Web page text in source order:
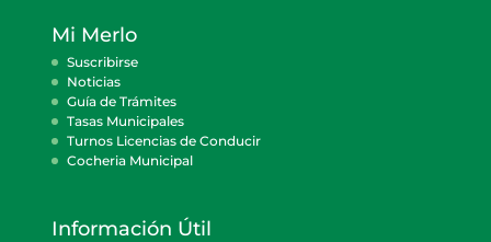
Mi Merlo
Suscribirse
Noticias
Guía de Trámites
Tasas Municipales
Turnos Licencias de Conducir
Cocheria Municipal
Información Útil